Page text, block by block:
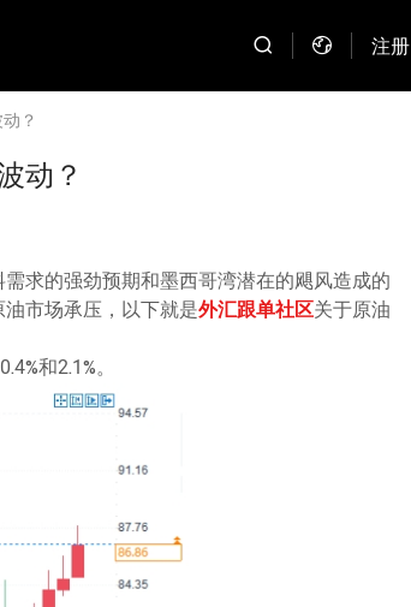
注册
？
动？
求的强劲预期和墨西哥湾潜在的飓风造成的
市场承压，以下就是外汇跟单社区关于原油
和2.1%。